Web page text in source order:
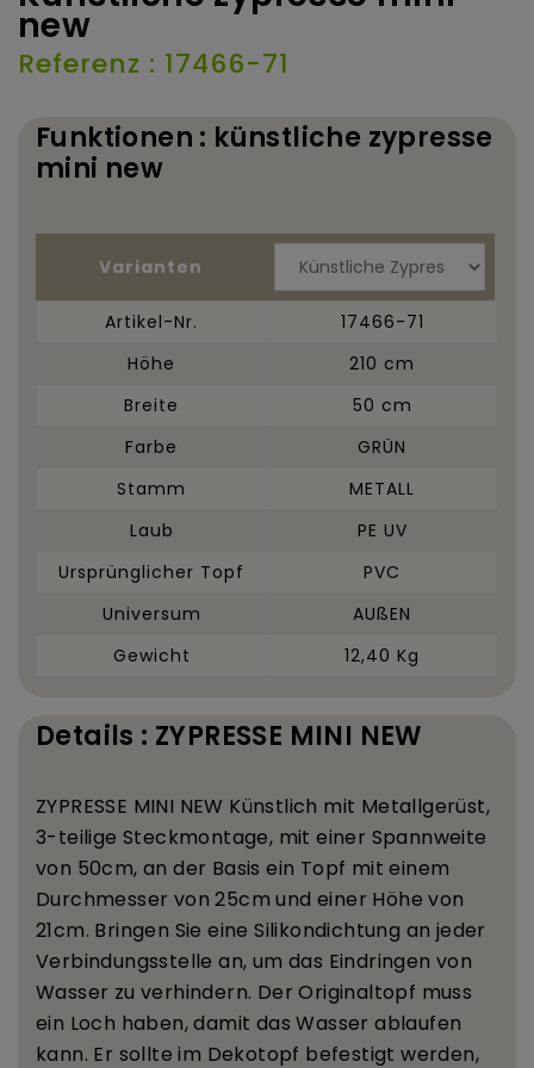
new
Referenz : 17466-71
Funktionen : künstliche zypresse
mini new
Varianten
Artikel-Nr.
17466-71
Höhe
210 cm
Breite
50 cm
Farbe
GRÜN
Stamm
METALL
Laub
PE UV
Ursprünglicher Topf
PVC
Universum
AUßEN
Gewicht
12,40 Kg
Details : ZYPRESSE MINI NEW
ZYPRESSE MINI NEW Künstlich mit Metallgerüst,
3-teilige Steckmontage, mit einer Spannweite
von 50cm, an der Basis ein Topf mit einem
Durchmesser von 25cm und einer Höhe von
21cm. Bringen Sie eine Silikondichtung an jeder
Verbindungsstelle an, um das Eindringen von
Wasser zu verhindern. Der Originaltopf muss
ein Loch haben, damit das Wasser ablaufen
kann. Er sollte im Dekotopf befestigt werden,